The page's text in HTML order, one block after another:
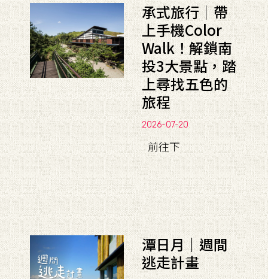
承式旅行｜帶
上手機Color
Walk！解鎖南
投3大景點，踏
上尋找五色的
旅程
2026-07-20
前往下
潭日月｜週間
逃走計畫